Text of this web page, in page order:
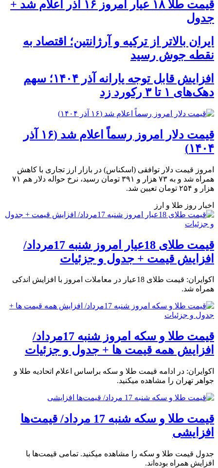
قیمت طلا ۱۸ عیار امروز ۱۶ آذر اعلام شد +
جدول
ایران بالاتر از ترکیه و آرژانتین؛ اقتصاد به
نقطه جوش رسید
افزایش قابل توجه یارانه آذر ۱۴۰۴؛ سهم
دهک‌های ۱ تا ۳ رکورد زد
قیمت دلار امروز رسماً اعلام شد (۱۶ آذر
۱۴۰۴)
امروز قیمت دلار توافقی (اسکناس) در بازار ارز تجاری با کاهش
همراه شد و به ۷۳ هزار و ۳۹۱ تومان رسید، نرخ حواله دلار هم ۷۱
هزار و ۲۵۴ تومان تعیین شد.
اخبار روز طلا و ارز
قیمت طلای 18عیار امروز شنبه 17مرداد/
افزایش قیمت + جدول و جزئیات
اکوایران: قیمت طلای 18عیار در معاملات امروز با افزایش اندکی
همراه شد.
قیمت طلا و سکه امروز شنبه 17مرداد/
افزایش همه قیمت ها + جدول و جزئیات
اکوایران: در ادامه قیمت طلا و سکه براساس اعلام اتحادیه طلا و
جواهر تهران را مشاهده میکنید.
قیمت طلا و سکه شنبه 17 مرداد/ قیمت‌ها
افزایشی
جدول قیمت طلا و سکه را مشاهده میکنید. تمامی قیمت‌ها با
افزایش همراه بوده‌اند.